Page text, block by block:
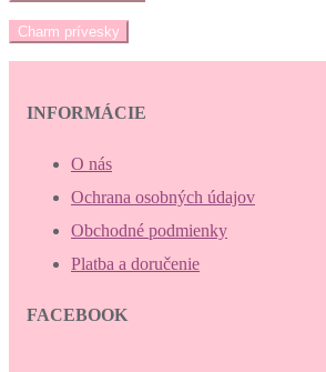
Charm prívesky
INFORMÁCIE
O nás
Ochrana osobných údajov
Obchodné podmienky
Platba a doručenie
FACEBOOK